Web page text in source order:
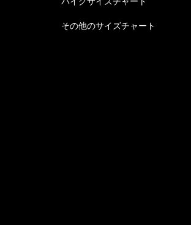
その他のサイズチャート